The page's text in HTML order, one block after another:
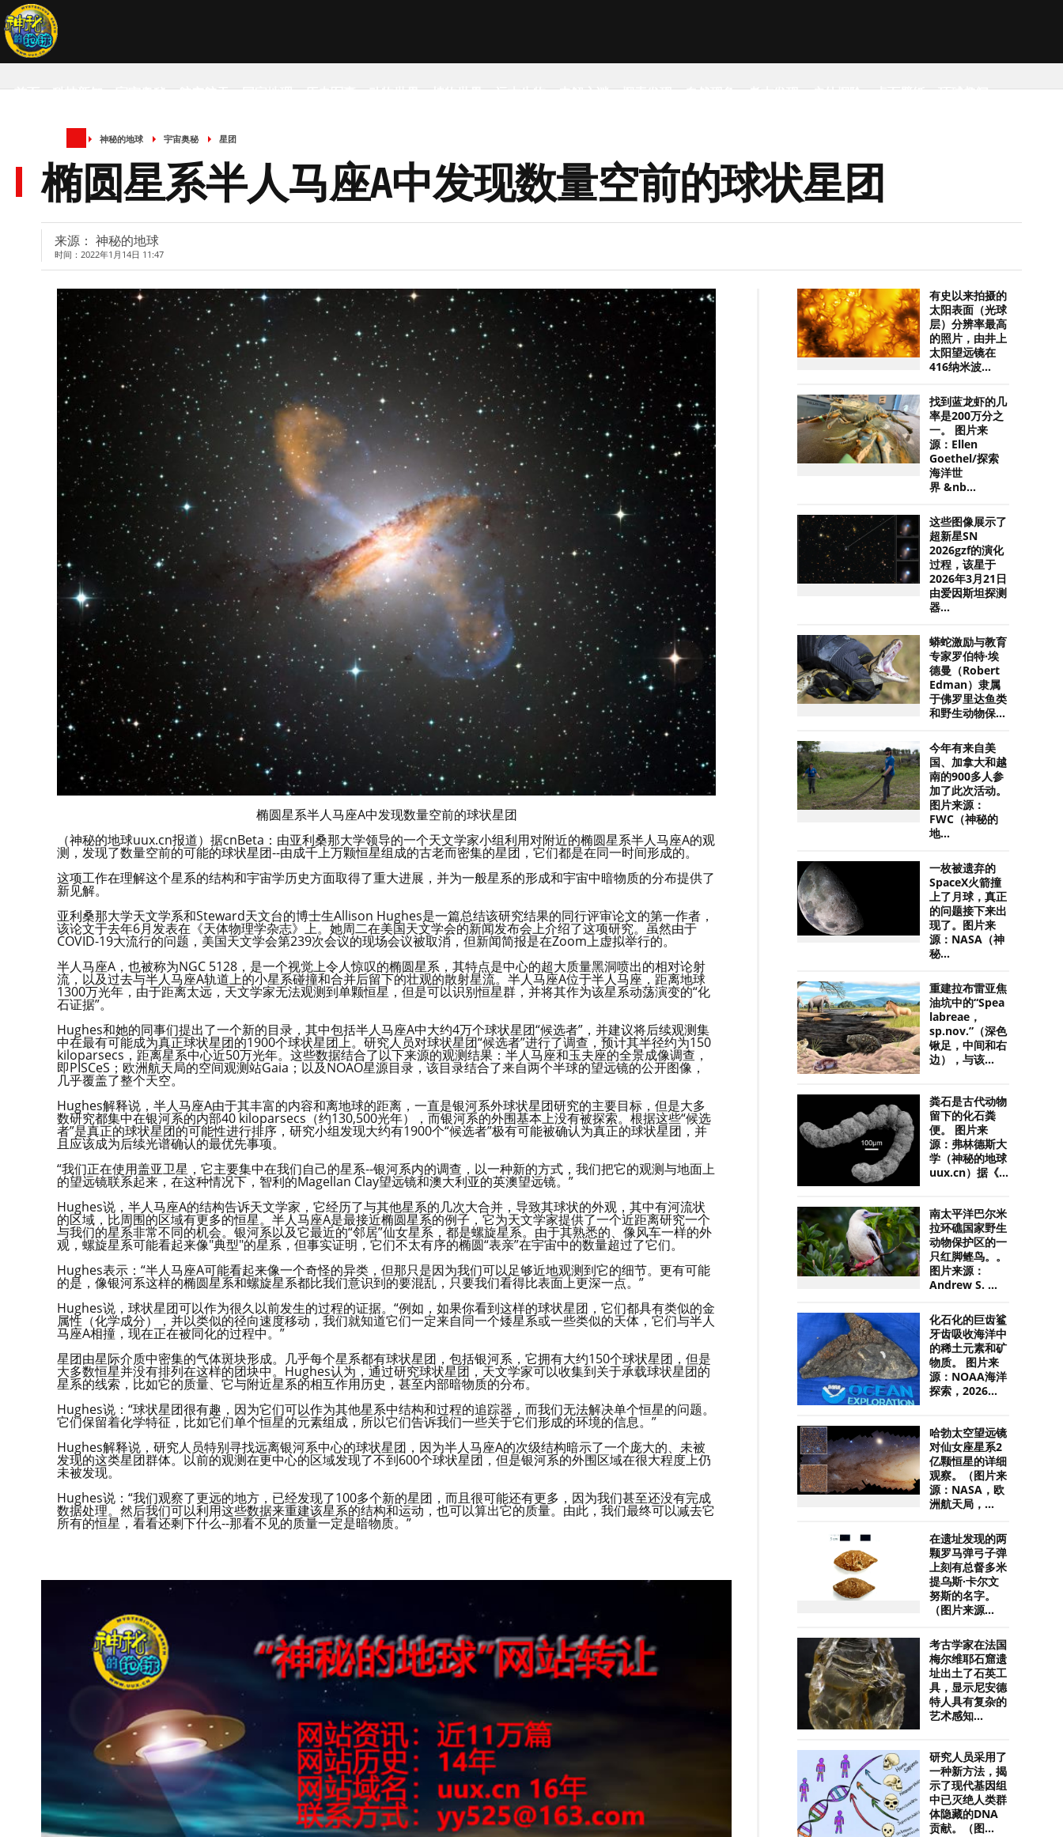
首页 科技新知 宇宙奥秘 航空航天 国家地理 历史军事 动物世界 植物世界 远古生物 未解之谜 探索发现 自然现象 考古发现 户外探险 桌面壁纸 环球趣闻
神秘的地球 宇宙奥秘 星团
椭圆星系半人马座A中发现数量空前的球状星团
来源： 神秘的地球
时间：2022年1月14日 11:47
椭圆星系半人马座A中发现数量空前的球状星团
（神秘的地球uux.cn报道）据cnBeta：由亚利桑那大学领导的一个天文学家小组利用对附近的椭圆星系半人马座A的观
测，发现了数量空前的可能的球状星团--由成千上万颗恒星组成的古老而密集的星团，它们都是在同一时间形成的。
这项工作在理解这个星系的结构和宇宙学历史方面取得了重大进展，并为一般星系的形成和宇宙中暗物质的分布提供了
新见解。
亚利桑那大学天文学系和Steward天文台的博士生Allison Hughes是一篇总结该研究结果的同行评审论文的第一作者，
该论文于去年6月发表在《天体物理学杂志》上。她周二在美国天文学会的新闻发布会上介绍了这项研究。虽然由于
COVID-19大流行的问题，美国天文学会第239次会议的现场会议被取消，但新闻简报是在Zoom上虚拟举行的。
半人马座A，也被称为NGC 5128，是一个视觉上令人惊叹的椭圆星系，其特点是中心的超大质量黑洞喷出的相对论射
流，以及过去与半人马座A轨道上的小星系碰撞和合并后留下的壮观的散射星流。半人马座A位于半人马座，距离地球
1300万光年，由于距离太远，天文学家无法观测到单颗恒星，但是可以识别恒星群，并将其作为该星系动荡演变的“化
石证据”。
Hughes和她的同事们提出了一个新的目录，其中包括半人马座A中大约4万个球状星团“候选者”，并建议将后续观测集
中在最有可能成为真正球状星团的1900个球状星团上。研究人员对球状星团“候选者”进行了调查，预计其半径约为150
kiloparsecs，距离星系中心近50万光年。这些数据结合了以下来源的观测结果：半人马座和玉夫座的全景成像调查，
即PISCeS；欧洲航天局的空间观测站Gaia；以及NOAO星源目录，该目录结合了来自两个半球的望远镜的公开图像，
几乎覆盖了整个天空。
Hughes解释说，半人马座A由于其丰富的内容和离地球的距离，一直是银河系外球状星团研究的主要目标，但是大多
数研究都集中在银河系的内部40 kiloparsecs（约130,500光年），而银河系的外围基本上没有被探索。根据这些“候选
者”是真正的球状星团的可能性进行排序，研究小组发现大约有1900个“候选者”极有可能被确认为真正的球状星团，并
且应该成为后续光谱确认的最优先事项。
“我们正在使用盖亚卫星，它主要集中在我们自己的星系--银河系内的调查，以一种新的方式，我们把它的观测与地面上
的望远镜联系起来，在这种情况下，智利的Magellan Clay望远镜和澳大利亚的英澳望远镜。”
Hughes说，半人马座A的结构告诉天文学家，它经历了与其他星系的几次大合并，导致其球状的外观，其中有河流状
的区域，比周围的区域有更多的恒星。半人马座A是最接近椭圆星系的例子，它为天文学家提供了一个近距离研究一个
与我们的星系非常不同的机会。银河系以及它最近的“邻居”仙女星系，都是螺旋星系。由于其熟悉的、像风车一样的外
观，螺旋星系可能看起来像"典型"的星系，但事实证明，它们不太有序的椭圆“表亲”在宇宙中的数量超过了它们。
Hughes表示：“半人马座A可能看起来像一个奇怪的异类，但那只是因为我们可以足够近地观测到它的细节。更有可能
的是，像银河系这样的椭圆星系和螺旋星系都比我们意识到的要混乱，只要我们看得比表面上更深一点。”
Hughes说，球状星团可以作为很久以前发生的过程的证据。“例如，如果你看到这样的球状星团，它们都具有类似的金
属性（化学成分），并以类似的径向速度移动，我们就知道它们一定来自同一个矮星系或一些类似的天体，它们与半人
马座A相撞，现在正在被同化的过程中。”
星团由星际介质中密集的气体斑块形成。几乎每个星系都有球状星团，包括银河系，它拥有大约150个球状星团，但是
大多数恒星并没有排列在这样的团块中。Hughes认为，通过研究球状星团，天文学家可以收集到关于承载球状星团的
星系的线索，比如它的质量、它与附近星系的相互作用历史，甚至内部暗物质的分布。
Hughes说：“球状星团很有趣，因为它们可以作为其他星系中结构和过程的追踪器，而我们无法解决单个恒星的问题。
它们保留着化学特征，比如它们单个恒星的元素组成，所以它们告诉我们一些关于它们形成的环境的信息。”
Hughes解释说，研究人员特别寻找远离银河系中心的球状星团，因为半人马座A的次级结构暗示了一个庞大的、未被
发现的这类星团群体。以前的观测在更中心的区域发现了不到600个球状星团，但是银河系的外围区域在很大程度上仍
未被发现。
Hughes说：“我们观察了更远的地方，已经发现了100多个新的星团，而且很可能还有更多，因为我们甚至还没有完成
数据处理。然后我们可以利用这些数据来重建该星系的结构和运动，也可以算出它的质量。由此，我们最终可以减去它
所有的恒星，看看还剩下什么--那看不见的质量一定是暗物质。”
有史以来拍摄的
太阳表面（光球
层）分辨率最高
的照片，由井上
太阳望远镜在
416纳米波...
找到蓝龙虾的几
率是200万分之
一。 图片来
源：Ellen
Goethel/探索
海洋世
界 &nb...
这些图像展示了
超新星SN
2026gzf的演化
过程，该星于
2026年3月21日
由爱因斯坦探测
器...
蟒蛇激励与教育
专家罗伯特·埃
德曼（Robert
Edman）隶属
于佛罗里达鱼类
和野生动物保...
今年有来自美
国、加拿大和越
南的900多人参
加了此次活动。
图片来源：
FWC（神秘的
地...
一枚被遗弃的
SpaceX火箭撞
上了月球，真正
的问题接下来出
现了。图片来
源：NASA（神
秘...
重建拉布雷亚焦
油坑中的“Spea
labreae，
sp.nov.”（深色
锹足，中间和右
边），与该...
粪石是古代动物
留下的化石粪
便。 图片来
源：弗林德斯大
学（神秘的地球
uux.cn）据《...
南太平洋巴尔米
拉环礁国家野生
动物保护区的一
只红脚鲣鸟。。
图片来源：
Andrew S. ...
化石化的巨齿鲨
牙齿吸收海洋中
的稀土元素和矿
物质。 图片来
源：NOAA海洋
探索，2026...
哈勃太空望远镜
对仙女座星系2
亿颗恒星的详细
观察。（图片来
源：NASA，欧
洲航天局，...
在遗址发现的两
颗罗马弹弓子弹
上刻有总督多米
提乌斯·卡尔文
努斯的名字。
（图片来源...
考古学家在法国
梅尔维耶石窟遗
址出土了石英工
具，显示尼安德
特人具有复杂的
艺术感知...
研究人员采用了
一种新方法，揭
示了现代基因组
中已灭绝人类群
体隐藏的DNA
贡献。（图...